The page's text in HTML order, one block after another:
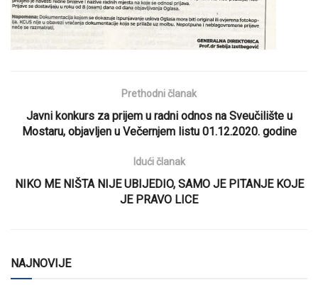
Prethodni članak
Javni konkurs za prijem u radni odnos na Sveučilište u
Mostaru, objavljen u Večernjem listu 01.12.2020. godine
Idući članak
NIKO ME NIŠTA NIJE UBIJEDIO, SAMO JE PITANJE KOJE
JE PRAVO LICE
NAJNOVIJE